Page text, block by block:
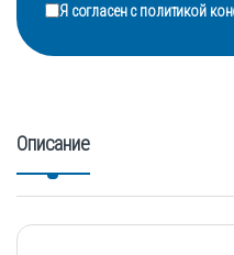
Я согласен сполитикой
Описание